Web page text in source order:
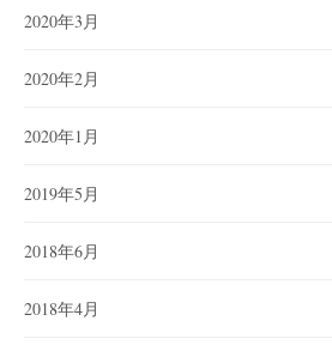
2020年3月
2020年2月
2020年1月
2019年5月
2018年6月
2018年4月